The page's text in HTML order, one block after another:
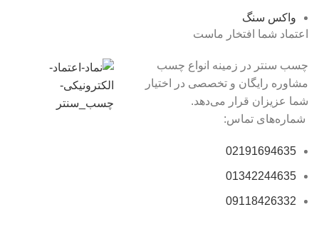
واکس سنگ
اعتماد شما افتخار ماست
چسب سنتر در زمینه انواع چسب
مشاوره رایگان و تخصصی در اختیار
شما عزیزان قرار می‌دهد.
شماره‌های تماس:
02191694635
01342244635
09118426332